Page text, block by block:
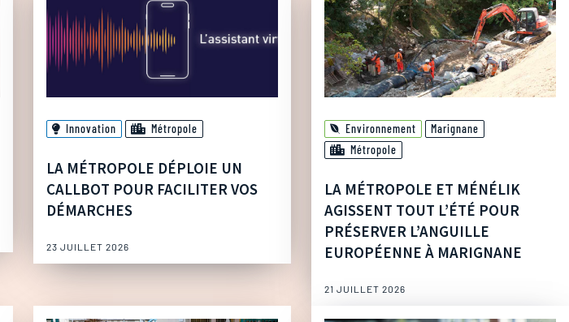
Innovation Métropole
LA MÉTROPOLE DÉPLOIE UN
CALLBOT POUR FACILITER VOS
DÉMARCHES
23 JUILLET 2026
Environnement
Marignane
Métropole
LA MÉTROPOLE ET MÉNÉLIK
AGISSENT TOUT L’ÉTÉ POUR
PRÉSERVER L’ANGUILLE
EUROPÉENNE À MARIGNANE
21 JUILLET 2026